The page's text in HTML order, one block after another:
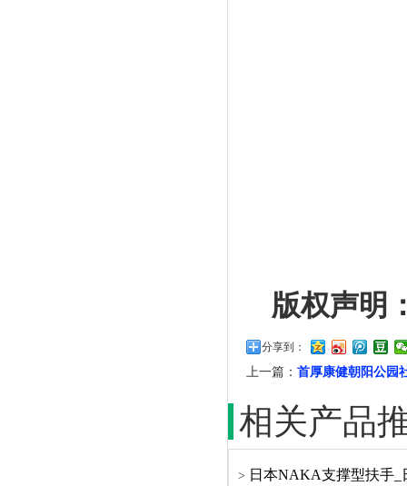
版权声明
分享到：
上一篇： 首厚康健朝阳公园
相关产品
日本NAKA支撑型扶手